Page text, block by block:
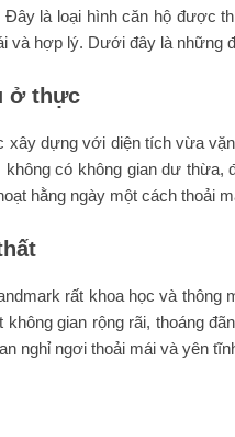
là loại hình căn hộ được
và hợp lý. Dưới đây là
ở thực
dựng với diện tích vừa
có không gian dư
hằng ngày một cách thoải
rất khoa học và
gian rộng rãi, thoáng
nghỉ ngơi thoải mái và yên